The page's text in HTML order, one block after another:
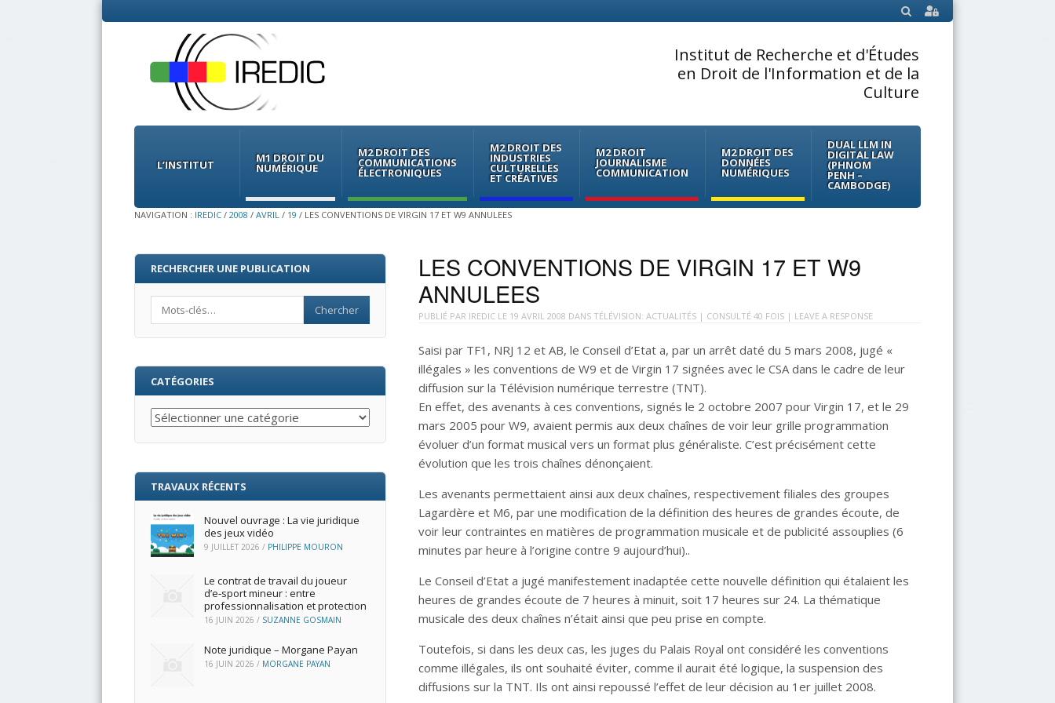
SEARCH
Institut de Recherche et d'Études
en Droit de l'Information et de la
Culture
Menu
Skip
contentL’INSTITUT M1 DROIT DU
NUMÉRIQUE
M2 DROIT DES
COMMUNICATIONS
ÉLECTRONIQUES
M2 DROIT DES
INDUSTRIES
CULTURELLES
ET CRÉATIVES
M2 DROIT
JOURNALISME
COMMUNICATION
M2 DROIT DES
DONNÉES
NUMÉRIQUES
DUAL LLM IN
DIGITAL LAW
(PHNOM
PENH –
CAMBODGE)
NAVIGATION : IREDIC / 2008 / AVRIL / 19 / LES CONVENTIONS DE VIRGIN 17 ET W9 ANNULEES
LES CONVENTIONS DE VIRGIN 17 ET W9
ANNULEES
PUBLIÉ PAR IREDICLE 19 AVRIL 2008 DANS TÉLÉVISION: ACTUALITÉS| CONSULTÉ 40 FOIS | LEAVE A RESPONSE
Saisi par TF1, NRJ 12 et AB, le Conseil d’Etat a, par un arrêt daté du 5 mars 2008, jugé «
illégales » les conventions de W9 et de Virgin 17 signées avec le CSA dans le cadre de leur
diffusion sur la Télévision numérique terrestre (TNT).
En effet, des avenants à ces conventions, signés le 2 octobre 2007 pour Virgin 17, et le 29
mars 2005 pour W9, avaient permis aux deux chaînes de voir leur grille programmation
évoluer d’un format musical vers un format plus généraliste. C’est précisément cette
évolution que les trois chaînes dénonçaient.
Les avenants permettaient ainsi aux deux chaînes, respectivement filiales des groupes
Lagardère et M6, par une modification de la définition des heures de grandes écoute, de
voir leur contraintes en matières de programmation musicale et de publicité assouplies (6
minutes par heure à l’origine contre 9 aujourd’hui)..
Le Conseil d’Etat a jugé manifestement inadaptée cette nouvelle définition qui étalaient les
heures de grandes écoute de 7 heures à minuit, soit 17 heures sur 24. La thématique
musicale des deux chaînes n’était ainsi que peu prise en compte.
Toutefois, si dans les deux cas, les juges du Palais Royal ont considéré les conventions
comme illégales, ils ont souhaité éviter, comme il aurait été logique, la suspension des
diffusions sur la TNT. Ils ont ainsi repoussé l’effet de leur décision au 1er juillet 2008.
RECHERCHER UNE PUBLICATION
CATÉGORIES
Catégories
TRAVAUX RÉCENTS
Nouvel ouvrage : La vie juridique
des jeux vidéo
9 JUILLET 2026 / PHILIPPE MOURON
Le contrat de travail du joueur
d’e‑sport mineur : entre
professionnalisation et protection
16 JUIN 2026 / SUZANNE GOSMAIN
Note juridique – Morgane Payan
16 JUIN 2026 / MORGANE PAYAN